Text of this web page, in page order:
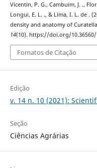
Vicentin, P. G., Cambuim, J. .,
Longui, E. L. ., & Lima, I. L. de .
density and anatomy of
14(10). https://doi.org/10.36560/
Fomatos de Citação
Edição
v. 14 n. 10 (2021):
Seção
Ciências Agrárias